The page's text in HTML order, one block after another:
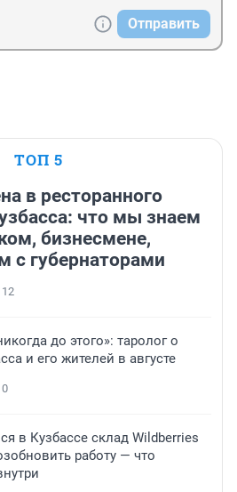
Отправить
ТОП 5
в ресторанного
что мы знаем
бизнесмене,
с губернаторами
12
до этого»: таролог о
и его жителей в августе
в Кузбассе склад Wildberries
работу — что